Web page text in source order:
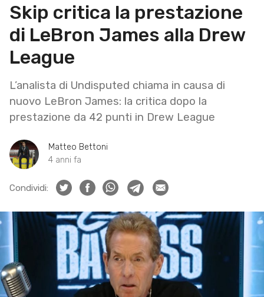
Skip critica la prestazione
di LeBron James alla Drew
League
L’analista di Undisputed chiama in causa di
nuovo LeBron James: la critica dopo la
prestazione da 42 punti in Drew League
Matteo Bettoni
4 anni fa
Condividi: